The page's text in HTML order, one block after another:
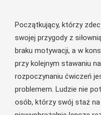
Początkujący, którzy
swojej przygody z
braku motywacji, a w
przy kolejnym stawaniu
rozpoczynaniu ćwiczeń
problemem. Ludzie nie
osób, którzy swój staż